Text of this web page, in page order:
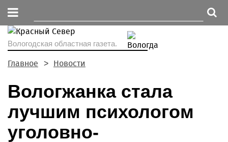
Вологодская областная газета.
Главное Новости
Вологжанка стала
лучшим психологом
уголовно-